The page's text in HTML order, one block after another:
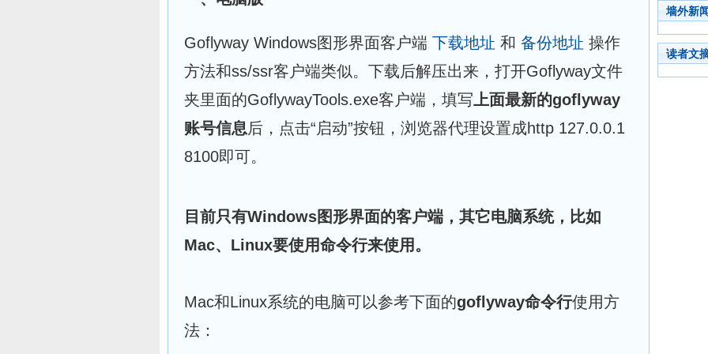
Goflyway Windows图形界面客户端 下载地址 和 备份地址 操作
方法和ss/ssr客户端类似。下载后解压出来，打开Goflyway文件
夹里面的GoflywayTools.exe客户端，填写上面最新的goflyway
账号信息后，点击“启动”按钮，浏览器代理设置成http 127.0.0.1
8100即可。
目前只有Windows图形界面的客户端，其它电脑系统，比如
Mac、Linux要使用命令行来使用。
Mac和Linux系统的电脑可以参考下面的goflyway命令行使用方
法：
墙外新
读者文